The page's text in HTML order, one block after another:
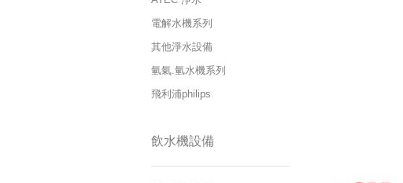
電解水機系列
其他淨水設備
氫氣.氫水機系列
飛利浦philips
飲水機設備